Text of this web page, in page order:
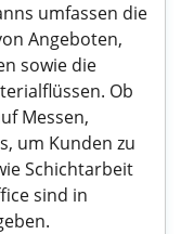
umfassen die
Angeboten,
sowie die
Ob
Messen,
um Kunden zu
Schichtarbeit
sind in